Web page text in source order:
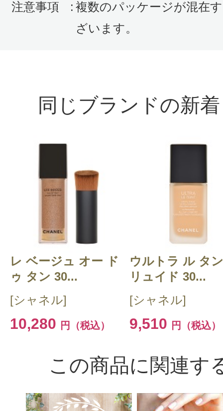
感じた効能：描きやすい
購入品：スティロ スルスィル ウォ
れます。
はなくなります。
みーちゃん 様／40代
感じた効能：描きやすい/発色がよい
購入品：スティロ スルスィル ウォ
この１本でシャープな曲線と太いラ
色は髪の毛が黒色なので少し明るめ
注意事項 : 複数のパッケージが混在
ざいます。
同じブランドの新
レ ベージュ オー ド
ゥ タン 30...
[シャネル]
10,280 円（税込）
ウルトラ ル タ
リュイド 30...
[シャネル]
9,510 円（税込）
この商品に関連す